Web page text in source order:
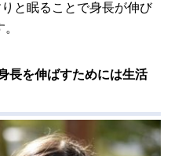
と眠ることで身長が伸び
長を伸ばすためには生活